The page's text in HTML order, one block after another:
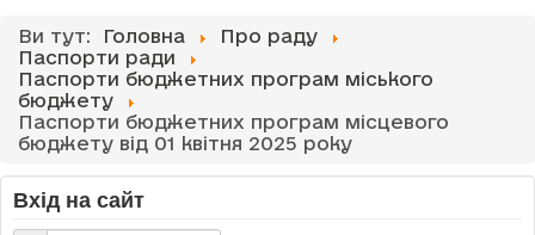
Ви тут: Головна
Про раду
Паспорти ради
Паспорти бюджетних програм міського
бюджету
Паспорти бюджетних програм місцевого
бюджету від 01 квітня 2025 року
Вхід на сайт